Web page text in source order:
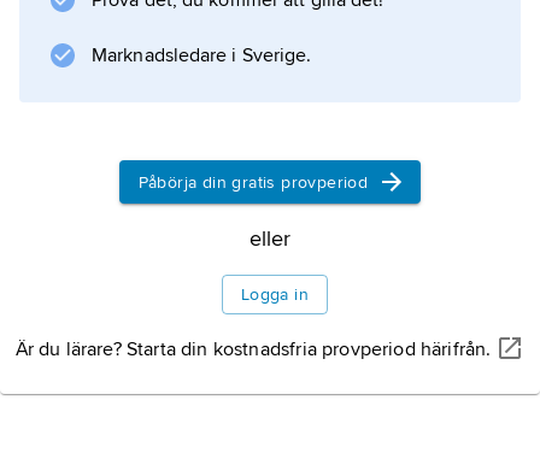
språken utgår från
Information om artikeln
Marknadsledare i Sverige.
Påbörja din gratis provperiod
eller
Logga in
Är du lärare? Starta din kostnadsfria provperiod härifrån.